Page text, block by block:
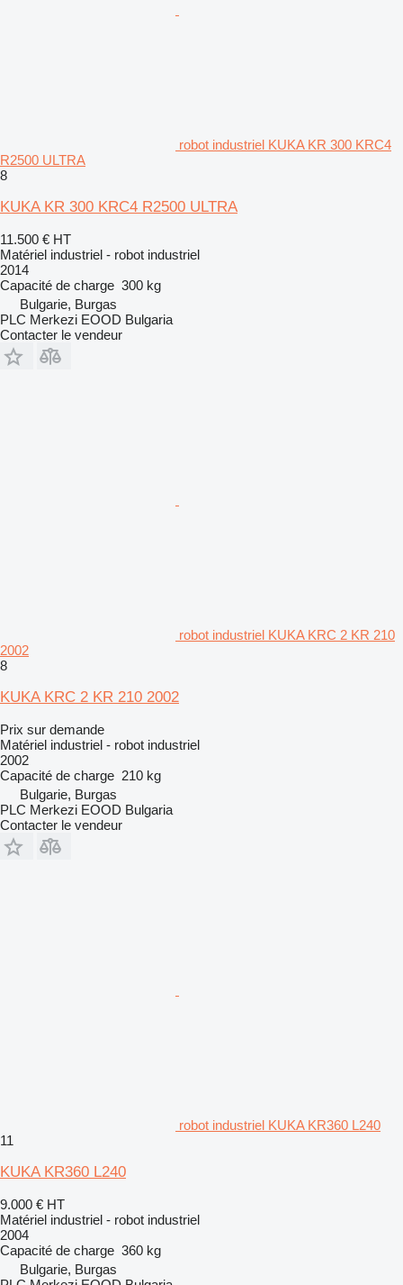
robot industriel KUKA KR 300 KRC4
R2500 ULTRA
8
KUKA KR 300 KRC4 R2500 ULTRA
11.500 € HT
Matériel industriel - robot industriel
2014
Capacité de charge 300 kg
Bulgarie, Burgas
PLC Merkezi EOOD Bulgaria
Contacter le vendeur
robot industriel KUKA KRC 2 KR 210
2002
8
KUKA KRC 2 KR 210 2002
Prix sur demande
Matériel industriel - robot industriel
2002
Capacité de charge 210 kg
Bulgarie, Burgas
PLC Merkezi EOOD Bulgaria
Contacter le vendeur
robot industriel KUKA KR360 L240
11
KUKA KR360 L240
9.000 € HT
Matériel industriel - robot industriel
2004
Capacité de charge 360 kg
Bulgarie, Burgas